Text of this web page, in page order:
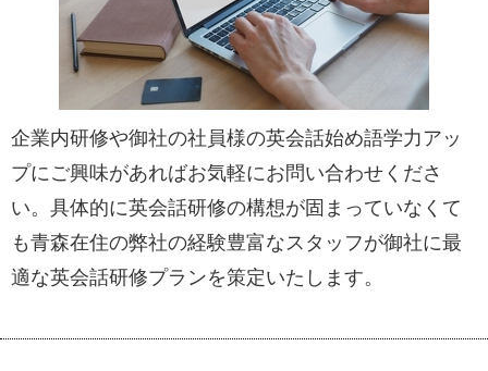
企業内研修や御社の社員様の英会話始め語学力アッ
プにご興味があればお気軽にお問い合わせくださ
い。具体的に英会話研修の構想が固まっていなくて
も青森在住の弊社の経験豊富なスタッフが御社に最
適な英会話研修プランを策定いたします。